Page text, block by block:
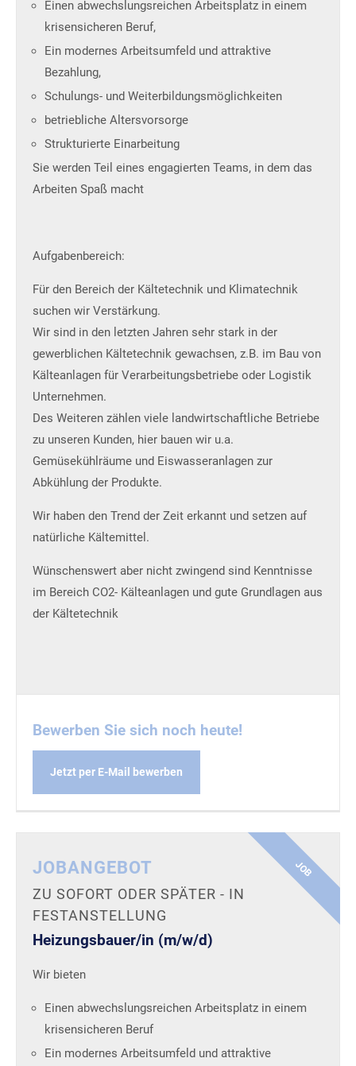
Einen abwechslungsreichen Arbeitsplatz in einem
krisensicheren Beruf,
Ein modernes Arbeitsumfeld und attraktive
Bezahlung,
Schulungs- und Weiterbildungsmöglichkeiten
betriebliche Altersvorsorge
Strukturierte Einarbeitung
Sie werden Teil eines engagierten Teams, in dem das
Arbeiten Spaß macht
Aufgabenbereich:
Für den Bereich der Kältetechnik und Klimatechnik
suchen wir Verstärkung.
Wir sind in den letzten Jahren sehr stark in der
gewerblichen Kältetechnik gewachsen, z.B. im Bau von
Kälteanlagen für Verarbeitungsbetriebe oder Logistik
Unternehmen.
Des Weiteren zählen viele landwirtschaftliche Betriebe
zu unseren Kunden, hier bauen wir u.a.
Gemüsekühlräume und Eiswasseranlagen zur
Abkühlung der Produkte.
Wir haben den Trend der Zeit erkannt und setzen auf
natürliche Kältemittel.
Wünschenswert aber nicht zwingend sind Kenntnisse
im Bereich CO2- Kälteanlagen und gute Grundlagen aus
der Kältetechnik
Bewerben Sie sich noch heute!
Jetzt per E-Mail bewerben
JOB
JOBANGEBOT
ZU SOFORT ODER SPÄTER - IN
FESTANSTELLUNG
Heizungsbauer/in (m/w/d)
Wir bieten
Einen abwechslungsreichen Arbeitsplatz in einem
krisensicheren Beruf
Ein modernes Arbeitsumfeld und attraktive